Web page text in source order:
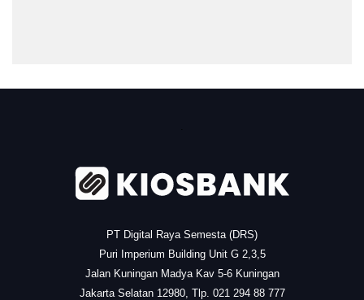
PT Digital Raya Semesta (DRS)
Puri Imperium Building Unit G 2,3,5
Jalan Kuningan Madya Kav 5-6 Kuningan
Jakarta Selatan 12980, Tlp. 021 294 88 777